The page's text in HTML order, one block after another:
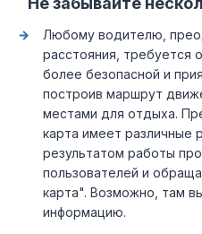
Любому водителю,
расстояния, требуется
более безопасной и
построив маршрут
местами для отдыха.
карта имеет различные
результатом работы
пользователей и
карта". Возможно, там
информацию.